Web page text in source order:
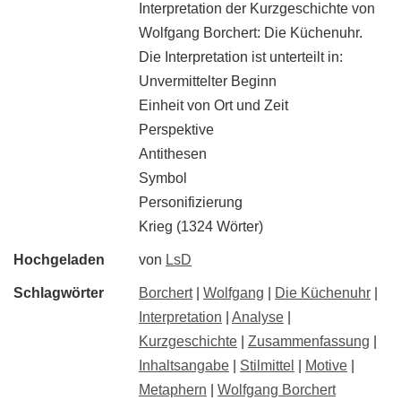
Interpretation der Kurzgeschichte von
Wolfgang Borchert: Die Küchenuhr.
Die Interpretation ist unterteilt in:
Unvermittelter Beginn
Einheit von Ort und Zeit
Perspektive
Antithesen
Symbol
Personifizierung
Krieg (1324 Wörter)
Hochgeladen von LsD
Schlagwörter Borchert| Wolfgang Die Küchenuhr
Interpretation
Analyse
Kurzgeschichte
Zusammenfassung
Inhaltsangabe
Stilmittel Motive
Metaphern
Wolfgang Borchert